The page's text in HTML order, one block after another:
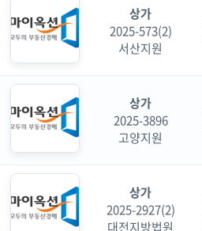
상가
2025-573(2)
서산지원
상가
2025-3896
고양지원
상가
2025-2927(2)
대전지방법원